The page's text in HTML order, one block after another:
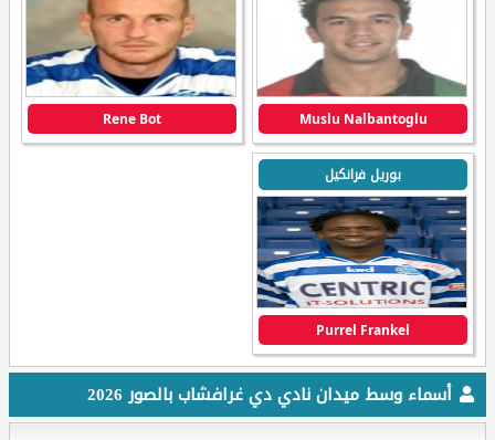
Muslu Nalbantoglu
Rene Bot
بوريل فرانكيل
Purrel Frankel
أسماء وسط ميدان نادي دي غرافشاب بالصور 2026